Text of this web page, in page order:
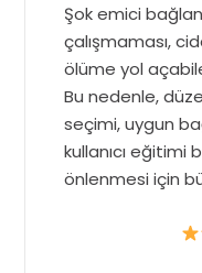
Şok emici
çalışmaması,
ölüme yol
Bu nedenle,
seçimi, uygun
kullanıcı eğitimi
önlenmesi için